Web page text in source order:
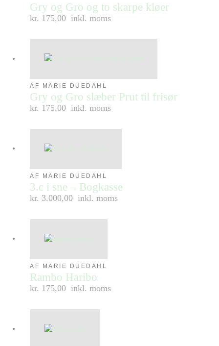
Gry og Gro og to skarpe kløer
kr. 175,00 inkl. moms
AF MARIE DUEDAHL
Gry og Gro slæber Prut til frisør
kr. 175,00 inkl. moms
AF MARIE DUEDAHL
3.c i sne – Bogkasse
kr. 3.000,00 inkl. moms
AF MARIE DUEDAHL
Rambo Haribo
kr. 175,00 inkl. moms